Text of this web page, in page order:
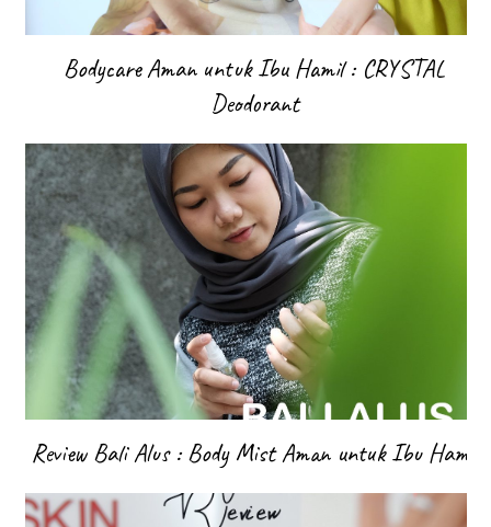
Bodycare Aman untuk Ibu Hamil : CRYSTAL
Deodorant
Review Bali Alus : Body Mist Aman untuk Ibu Hamil